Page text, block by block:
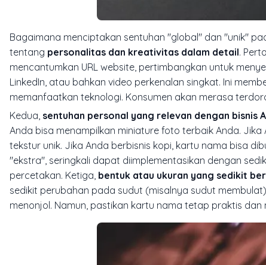
Bagaimana menciptakan sentuhan "global" dan "unik"
tentang personalitas dan kreativitas dalam detail.
mencantumkan URL website, pertimbangkan untuk
LinkedIn, atau bahkan video perkenalan singkat. Ini
memanfaatkan teknologi. Konsumen akan merasa
Kedua, sentuhan personal yang relevan dengan bisnis
Anda bisa menampilkan miniature foto terbaik Anda. Jika
tekstur unik. Jika Anda berbisnis kopi, kartu nama bisa
"ekstra", seringkali dapat diimplementasikan dengan
percetakan. Ketiga, bentuk atau ukuran yang sedikit
sedikit perubahan pada sudut (misalnya sudut
menonjol. Namun, pastikan kartu nama tetap praktis dan